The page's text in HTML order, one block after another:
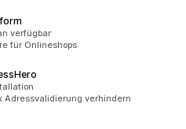
verfügbar
für Onlineshops
Adressvalidierung verhindern